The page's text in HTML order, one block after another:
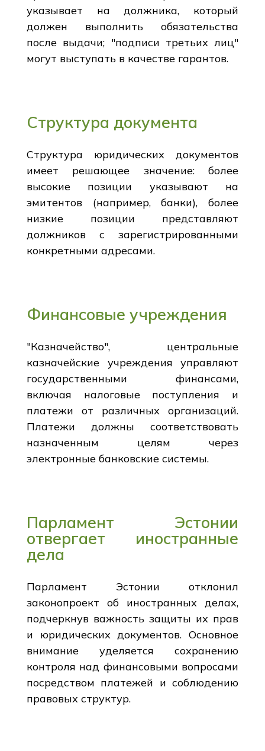
указывает на должника, который
должен выполнить обязательства
после выдачи; "подписи третьих лиц"
могут выступать в качестве гарантов.
Структура документа
Структура юридических документов
имеет решающее значение: более
высокие позиции указывают на
эмитентов (например, банки), более
низкие позиции представляют
должников с зарегистрированными
конкретными адресами.
Финансовые учреждения
"Казначейство", центральные
казначейские учреждения управляют
государственными финансами,
включая налоговые поступления и
платежи от различных организаций.
Платежи должны соответствовать
назначенным целям через
электронные банковские системы.
Парламент Эстонии
отвергает иностранные
дела
Парламент Эстонии отклонил
законопроект об иностранных делах,
подчеркнув важность защиты их прав
и юридических документов. Основное
внимание уделяется сохранению
контроля над финансовыми вопросами
посредством платежей и соблюдению
правовых структур.